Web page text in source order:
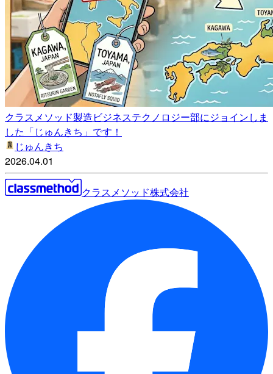
クラスメソッド製造ビジネステクノロジー部にジョインしま
した「じゅんきち」です！
じゅんきち
2026.04.01
クラスメソッド株式会社